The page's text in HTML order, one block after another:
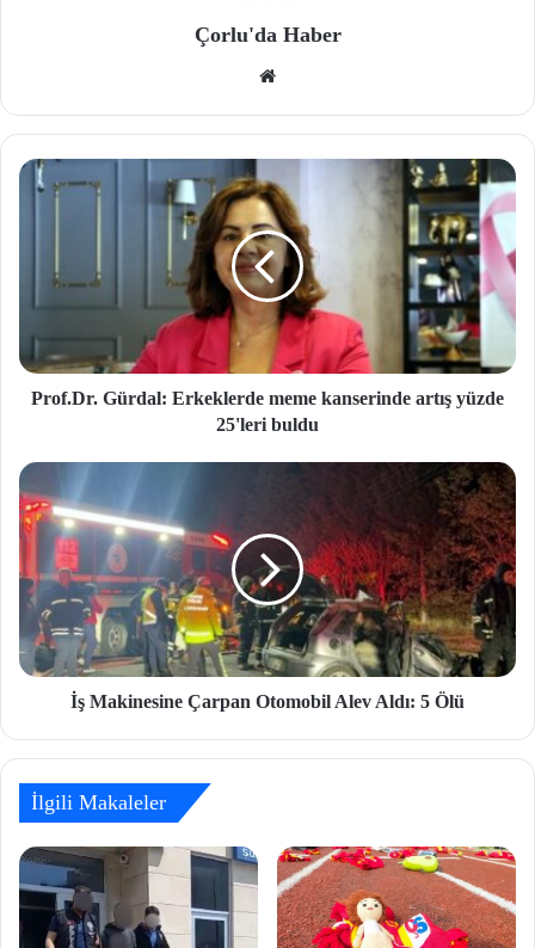
Çorlu'da Haber
site
si
Prof.Dr. Gürdal: Erkeklerde meme kanserinde artış yüzde
25'leri buldu
İş Makinesine Çarpan Otomobil Alev Aldı: 5 Ölü
İlgili Makaleler